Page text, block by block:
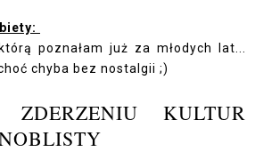
poznałam już za młodych lat...
chyba bez nostalgii ;)
ZDERZENIU KULTUR